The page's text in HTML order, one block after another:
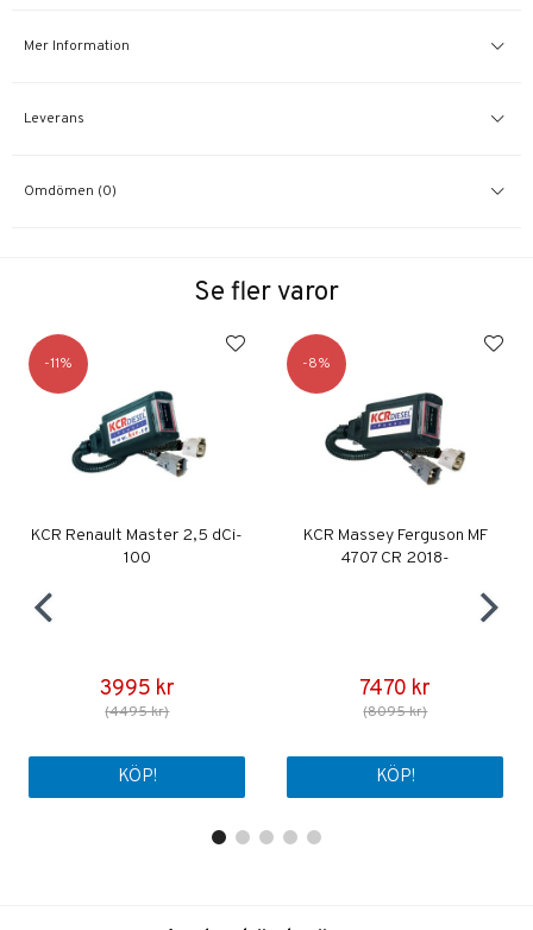
Mer Information
Leverans
Omdömen (0)
Se fler varor
11
KCR Renault Master 2,5 dCi-
100
3995 kr
(4495 kr)
KÖP!
8
KCR Massey Ferguson MF
4707 CR 2018-
7470 kr
(8095 kr)
KÖP!